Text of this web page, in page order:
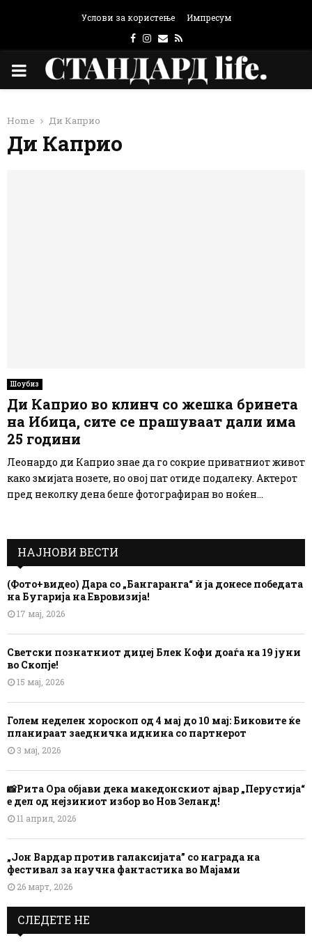
Услови за користење Импресум
Facebook
Instagram
Email
Rss
PRIMARY
Home Ди Каприо
Ди Каприо
Шоубиз
Ди Каприо во клинч со жешка бринета
на Ибица, сите се прашуваат дали има
25 години
Леонардо ди Каприо знае да го сокрие приватниот живот
како змијата нозете, но овој пат отиде подалеку. Актерот
пред неколку дена беше фотографиран во ноќен...
НАЈНОВИ ВЕСТИ
(Фото+видео) Дара со „Бангаранга“ ѝ ја донесе победата
на Бугарија на Евровизија!
17 мај, 2026
Светски познатниот диџеј Блек Кофи доаѓа на 19 јуни
во Скопје!
15 мај, 2026
Голем неделен хороскоп од 4 мај до 10 мај: Биковите ќе
планираат заедничка иднина со партнерот
3 мај, 2026
📸Рита Ора објави дека македонскиот ајвар „Перустија“
е дел од нејзиниот избор во Нов Зеланд!
11 април, 2026
„Јон Вардар против галаксијата” со награда на
фестивал за научна фантастика во Мајами
26 март, 2026
СЛЕДЕТЕ НЕ